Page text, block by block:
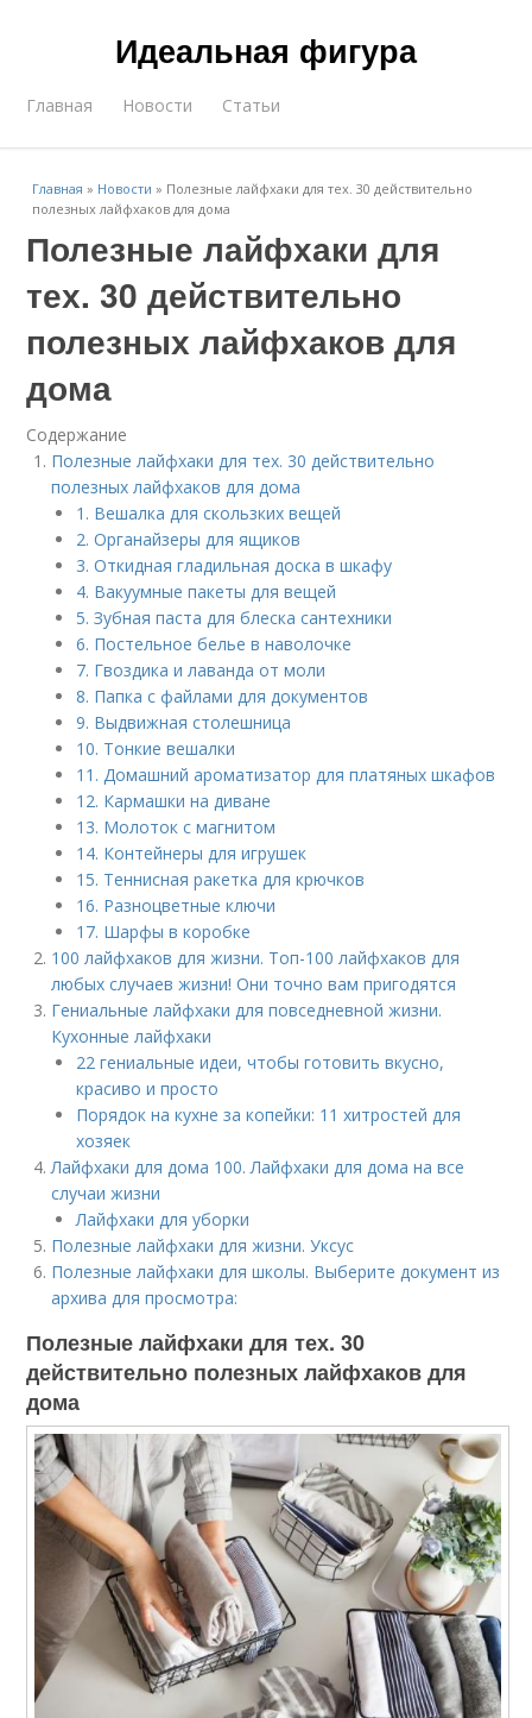
Идеальная фигура
Главная Новости Статьи
Главная » Новости » Полезные лайфхаки для тех. 30 действительно
полезных лайфхаков для дома
Полезные лайфхаки для
тех. 30 действительно
полезных лайфхаков для
дома
Содержание
Полезные лайфхаки для тех. 30 действительно
полезных лайфхаков для дома
1. Вешалка для скользких вещей
2. Органайзеры для ящиков
3. Откидная гладильная доска в шкафу
4. Вакуумные пакеты для вещей
5. Зубная паста для блеска сантехники
6. Постельное белье в наволочке
7. Гвоздика и лаванда от моли
8. Папка с файлами для документов
9. Выдвижная столешница
10. Тонкие вешалки
11. Домашний ароматизатор для платяных шкафов
12. Кармашки на диване
13. Молоток с магнитом
14. Контейнеры для игрушек
15. Теннисная ракетка для крючков
16. Разноцветные ключи
17. Шарфы в коробке
100 лайфхаков для жизни. Топ-100 лайфхаков для
любых случаев жизни! Они точно вам пригодятся
Гениальные лайфхаки для повседневной жизни.
Кухонные лайфхаки
22 гениальные идеи, чтобы готовить вкусно,
красиво и просто
Порядок на кухне за копейки: 11 хитростей для
хозяек
Лайфхаки для дома 100. Лайфхаки для дома на все
случаи жизни
Лайфхаки для уборки
Полезные лайфхаки для жизни. Уксус
Полезные лайфхаки для школы. Выберите документ из
архива для просмотра:
Полезные лайфхаки для тех. 30
действительно полезных лайфхаков для
дома